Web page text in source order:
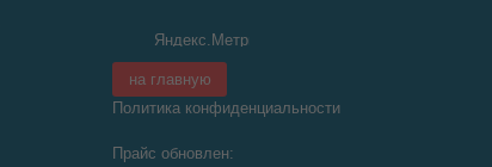
на главную
Политика конфиденциальности
Прайс обновлен: